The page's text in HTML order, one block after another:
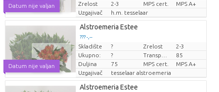
Datum nije valjan
Zrelost
2-3 MPS cert.
MPS A+
Uzgajivač
h.m. tesselaar
Datum nije valjan
Alstroemeria Estee
??? -,--
Cijena po komadu
Skladište ? Zrelost
2-3
Ukupno:
?
85
Duljina
75 MPS cert.
MPS A+
Uzgajivač
tesselaar alstroemeria
Alstroemeria Estee